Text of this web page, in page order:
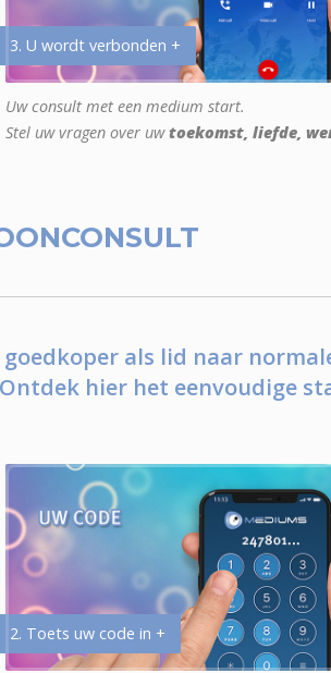
3. U wordt verbonden +
Uw consult met een medium start.
Stel uw vragen over uwtoekomst, liefde,
goedkoper als lid naar
hier het eenvoudige
2. Toets uw code in +